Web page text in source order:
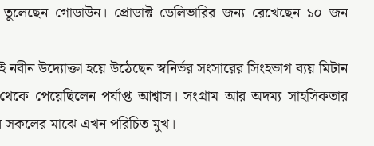
গোডাউন। প্রোডাক্ট ডেলিভারির জন্য রেখেছেন ১০ জন
উদ্যোক্তা হয়ে উঠেছেন স্বনির্ভর সংসারের সিংহভাগ ব্যয় মিটান
পেয়েছিলেন পর্যাপ্ত আশ্বাস। সংগ্রাম আর অদম্য সাহসিকতার
সকলের মাঝে এখন পরিচিত মুখ।